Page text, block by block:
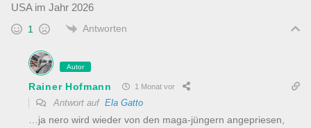
USA im Jahr 2026
1 Antworten
Autor
Rainer Hofmann 1 Monat vor
Antwort auf Ela Gatto
…ja nero wird wieder von den maga-jüngern angepriesen,